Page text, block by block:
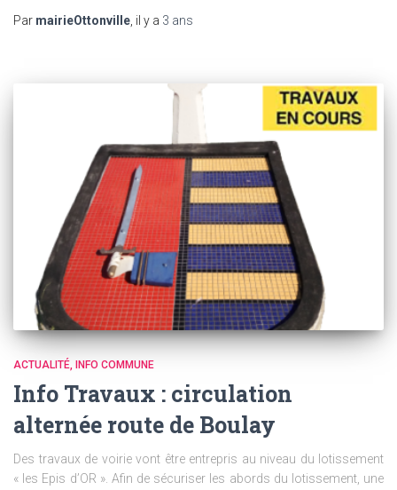
Par mairieOttonville , il y a 3 ans
ACTUALITÉ INFO COMMUNE
Info Travaux : circulation
alternée route de Boulay
Des travaux de voirie vont être entrepris au niveau du lotissement
« les Epis d’OR ». Afin de sécuriser les abords du lotissement, une